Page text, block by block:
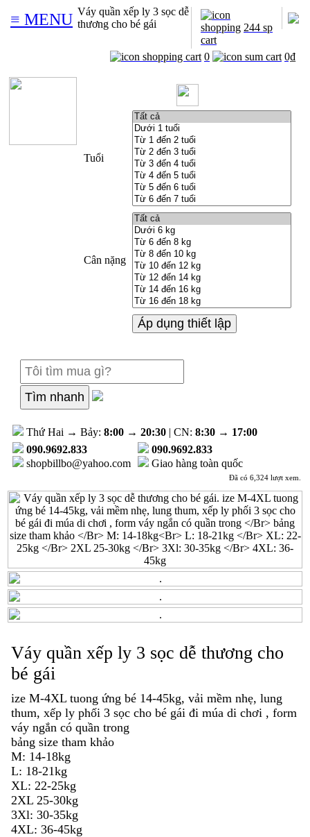
≡ MENU 244 sp
0 0₫
Tuổi
Cân nặng
Thứ Hai → Bảy: 8:00 → 20:30 | CN: 8:30 → 17:00
090.9692.833
shopbillbo@yahoo.com
090.9692.833
Giao hàng toàn quốc
Váy quần xếp ly 3 sọc dễ
thương cho bé gái
Đã có 6,324 lượt xem.
Váy quần xếp ly 3 sọc dễ thương cho
bé gái
ize M-4XL tuong ứng bé 14-45kg, vải mềm nhẹ, lung
thum, xếp ly phối 3 sọc cho bé gái đi múa di chơi , form
váy ngắn có quần trong
bảng size tham khảo
M: 14-18kg
L: 18-21kg
XL: 22-25kg
2XL 25-30kg
3Xl: 30-35kg
4XL: 36-45kg